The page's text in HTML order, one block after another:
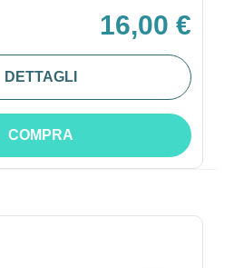
16,00 €
DETTAGLI
COMPRA